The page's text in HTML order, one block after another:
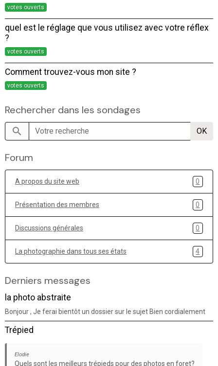
votes ouverts
quel est le réglage que vous utilisez avec votre réflex
?
votes ouverts
Comment trouvez-vous mon site ?
votes ouverts
Rechercher dans les sondages
OK
Forum
A propos du site web 0
Présentation des membres 0
Discussions générales 0
La photographie dans tous ses états 4
Derniers messages
la photo abstraite
Bonjour , Je ferai bientôt un dossier sur le sujet Bien cordialement
Trépied
Elodie
Quels sont les meilleurs trépieds pour des photos en foret?